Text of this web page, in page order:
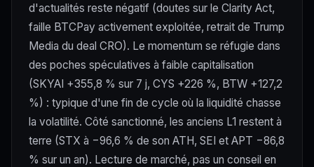
d'actualités reste négatif (doutes sur le Clarity Act,
faille BTCPay activement exploitée, retrait de Trump
Media du deal CRO). Le momentum se réfugie dans
des poches spéculatives à faible capitalisation
(SKYAI +355,8 % sur 7 j, CYS +226 %, BTW +127,2
%) : typique d'une fin de cycle où la liquidité chasse
la volatilité. Côté sanctionné, les anciens L1 restent à
terre (STX à −96,6 % de son ATH, SEI et APT −86,8
% sur un an). Lecture de marché, pas un conseil en